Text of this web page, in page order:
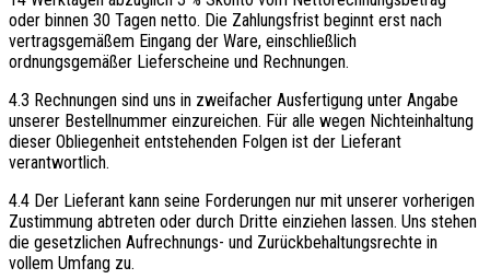
oder binnen 30 Tagen netto. Die Zahlungsfrist beginnt erst nach
vertragsgemäßem Eingang der Ware, einschließlich
ordnungsgemäßer Lieferscheine und Rechnungen.
4.3 Rechnungen sind uns in zweifacher Ausfertigung unter Angabe
unserer Bestellnummer einzureichen. Für alle wegen Nichteinhaltung
dieser Obliegenheit entstehenden Folgen ist der Lieferant
verantwortlich.
4.4 Der Lieferant kann seine Forderungen nur mit unserer vorherigen
Zustimmung abtreten oder durch Dritte einziehen lassen. Uns stehen
die gesetzlichen Aufrechnungs- und Zurückbehaltungsrechte in
vollem Umfang zu.